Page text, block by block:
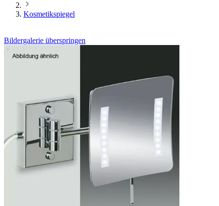
Kosmetikspiegel
Bildergalerie überspringen